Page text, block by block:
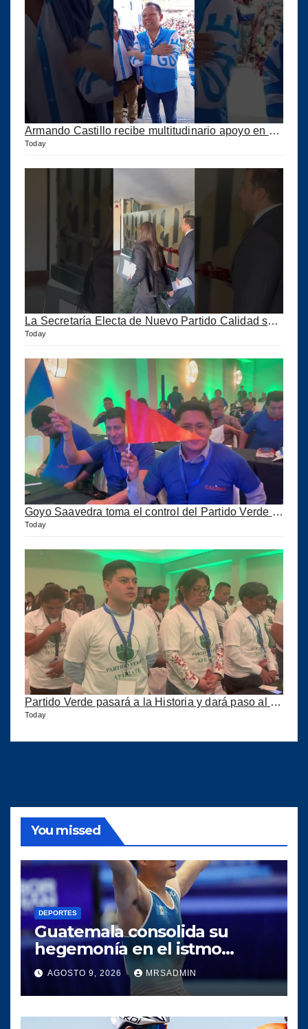
Today
La Secretaría Electa de Nuevo Partido Calidad sale huyendo de la Prensa
Today
Today
Partido Verde pasará a la Historia y dará paso al Partido Calidad
Today
You missed
DEPORTES
Guatemala consolida su
hegemonía en el istmo
centroamericano tras una
histórica participación en los
Juegos Centroamericanos y
del Caribe 2026
AGOSTO 9, 2026 MRSADMIN